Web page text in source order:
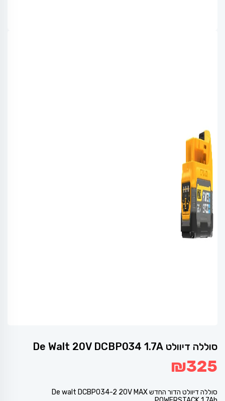
סוללה דיוולט De Walt 20V DCBP034 1.7A
₪325
סוללה דיוולט הדור החדש De walt DCBP034-2 20V MAX